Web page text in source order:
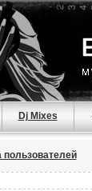
Dj Mixes
пользователей